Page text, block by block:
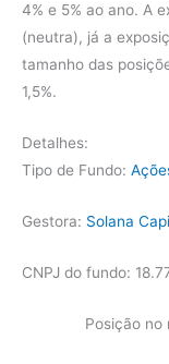
4% e 5% ao ano. A
(neutra), já a
tamanho das
1,5%.
Detalhes:
Tipo de Fundo:
Gestora: Solana
CNPJ do fundo:
Posição no